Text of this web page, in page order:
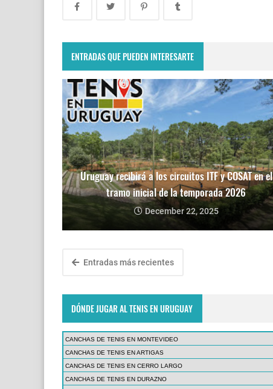
ENTRADAS QUE PUEDEN INTERESARTE
Uruguay recibirá a los circuitos ITF y COSAT en el
tramo inicial de la temporada 2026
December 22, 2025
Entradas más recientes
DÓNDE JUGAR AL TENIS EN URUGUAY
CANCHAS DE TENIS EN MONTEVIDEO
CANCHAS DE TENIS EN ARTIGAS
CANCHAS DE TENIS EN CERRO LARGO
CANCHAS DE TENIS EN DURAZNO